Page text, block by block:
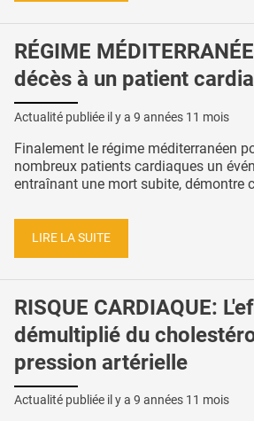
RÉGIME
décès à un patient
Actualité publiée il y a 9 années 11 mois
Finalement le régime méditerranéen
nombreux patients cardiaques un
entraînant une mort subite, démontre
LIRE LA SUITE
RISQUE CARDIAQUE:
démultiplié du
pression artérielle
Actualité publiée il y a 9 années 11 mois